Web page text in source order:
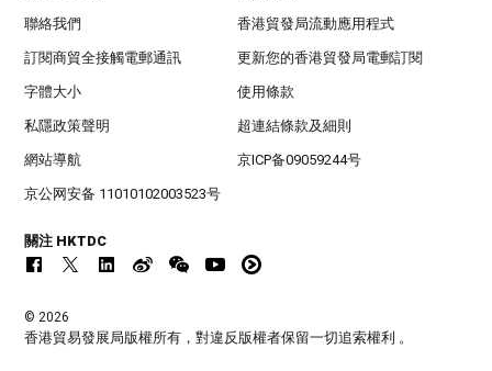
聯絡我們 香港貿發局流動應用程式
訂閱商貿全接觸電郵通訊 更新您的香港貿發局電郵訂閱
字體大小 使用條款
私隱政策聲明 超連結條款及細則
網站導航 京ICP备09059244号
京公网安备 11010102003523号
關注 HKTDC
© 2026
香港貿易發展局版權所有，對違反版權者保留一切追索權利 。